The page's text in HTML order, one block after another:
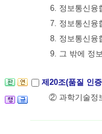
6. 정보통신융
7. 정보통신융
8. 정보통신융
9. 그 밖에 정
제20조(품질 인
② 과학기술정